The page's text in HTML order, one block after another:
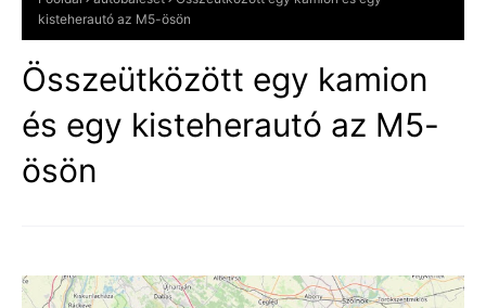
kisteherautó az M5-ösön
Összeütközött egy kamion
és egy kisteherautó az M5-
ösön